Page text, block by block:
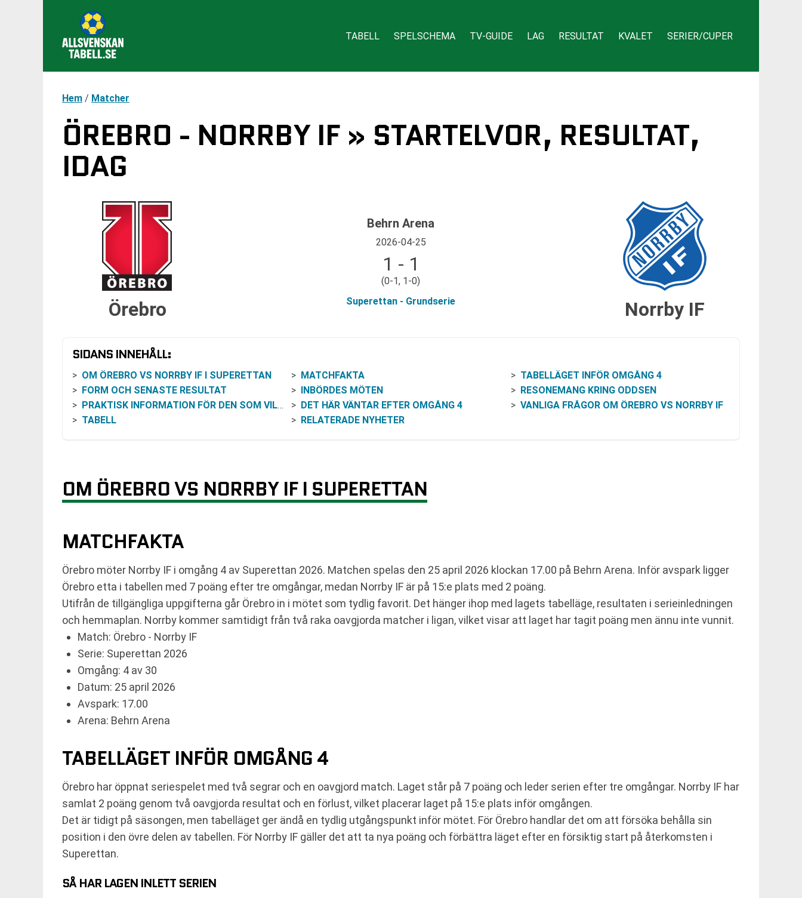
TABELL SPELSCHEMA TV-GUIDE LAG RESULTAT KVALET SERIER/CUPER
Hem / Matcher
ÖREBRO - NORRBY IF » STARTELVOR, RESULTAT,
IDAG
Örebro
Behrn Arena
2026-04-25
1 - 1
(0-1, 1-0)
Superettan - Grundserie
Norrby IF
SIDANS INNEHÅLL:
OM ÖREBRO VS NORRBY IF I SUPERETTAN MATCHFAKTA
TABELLÄGET INFÖR OMGÅNG 4
FORM OCH SENASTE RESULTAT
INBÖRDES MÖTEN
RESONEMANG KRING ODDSEN
PRAKTISK INFORMATION FÖR DEN SOM VILL FÖLJA MATCHEN
DET HÄR VÄNTAR EFTER OMGÅNG 4
VANLIGA FRÅGOR OM ÖREBRO VS NORRBY IF
TABELL
RELATERADE NYHETER
OM ÖREBRO VS NORRBY IF I SUPERETTAN
MATCHFAKTA
Örebro möter Norrby IF i omgång 4 av Superettan 2026. Matchen spelas den 25 april 2026 klockan 17.00 på Behrn Arena. Inför avspark ligger
Örebro etta i tabellen med 7 poäng efter tre omgångar, medan Norrby IF är på 15:e plats med 2 poäng.
Utifrån de tillgängliga uppgifterna går Örebro in i mötet som tydlig favorit. Det hänger ihop med lagets tabelläge, resultaten i serieinledningen
och hemmaplan. Norrby kommer samtidigt från två raka oavgjorda matcher i ligan, vilket visar att laget har tagit poäng men ännu inte vunnit.
Match: Örebro - Norrby IF
Serie: Superettan 2026
Omgång: 4 av 30
Datum: 25 april 2026
Avspark: 17.00
Arena: Behrn Arena
TABELLÄGET INFÖR OMGÅNG 4
Örebro har öppnat seriespelet med två segrar och en oavgjord match. Laget står på 7 poäng och leder serien efter tre omgångar. Norrby IF har
samlat 2 poäng genom två oavgjorda resultat och en förlust, vilket placerar laget på 15:e plats inför omgången.
Det är tidigt på säsongen, men tabelläget ger ändå en tydlig utgångspunkt inför mötet. För Örebro handlar det om att försöka behålla sin
position i den övre delen av tabellen. För Norrby IF gäller det att ta nya poäng och förbättra läget efter en försiktig start på återkomsten i
Superettan.
SÅ HAR LAGEN INLETT SERIEN